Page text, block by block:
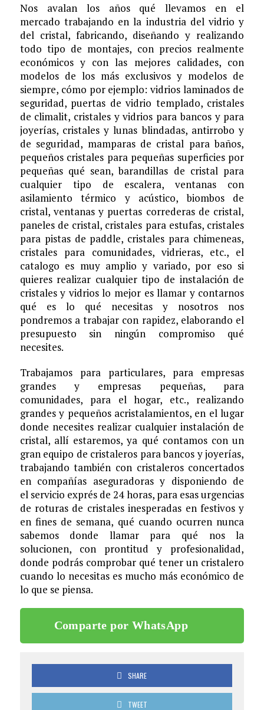
Nos avalan los años qué llevamos en el
mercado trabajando en la industria del vidrio y
del cristal, fabricando, diseñando y realizando
todo tipo de montajes, con precios realmente
económicos y con las mejores calidades, con
modelos de los más exclusivos y modelos de
siempre, cómo por ejemplo: vidrios laminados de
seguridad, puertas de vidrio templado, cristales
de climalit, cristales y vidrios para bancos y para
joyerías, cristales y lunas blindadas, antirrobo y
de seguridad, mamparas de cristal para baños,
pequeños cristales para pequeñas superficies por
pequeñas qué sean, barandillas de cristal para
cualquier tipo de escalera, ventanas con
asilamiento térmico y acústico, biombos de
cristal, ventanas y puertas correderas de cristal,
paneles de cristal, cristales para estufas, cristales
para pistas de paddle, cristales para chimeneas,
cristales para comunidades, vidrieras, etc., el
catalogo es muy amplio y variado, por eso si
quieres realizar cualquier tipo de instalación de
cristales y vidrios lo mejor es llamar y contarnos
qué es lo qué necesitas y nosotros nos
pondremos a trabajar con rapidez, elaborando el
presupuesto sin ningún compromiso qué
necesites.
Trabajamos para particulares, para empresas
grandes y empresas pequeñas, para
comunidades, para el hogar, etc., realizando
grandes y pequeños acristalamientos, en el lugar
donde necesites realizar cualquier instalación de
cristal, allí estaremos, ya qué contamos con un
gran equipo de cristaleros para bancos y joyerías,
trabajando también con cristaleros concertados
en compañías aseguradoras y disponiendo de
el servicio exprés de 24 horas, para esas urgencias
de roturas de cristales inesperadas en festivos y
en fines de semana, qué cuando ocurren nunca
sabemos donde llamar para qué nos la
solucionen, con prontitud y profesionalidad,
donde podrás comprobar qué tener un cristalero
cuando lo necesitas es mucho más económico de
lo que se piensa.
Comparte por WhatsApp
SHARE
TWEET